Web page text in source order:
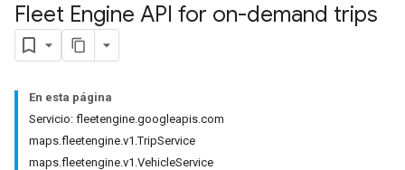
Fleet Engine API for on-demand trips
En esta página
Servicio: fleetengine.googleapis.com
maps.fleetengine.v1.TripService
maps.fleetengine.v1.VehicleService